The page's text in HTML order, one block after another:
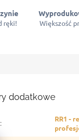
ręki!
Większość
dodatkowe
:
RR1 -